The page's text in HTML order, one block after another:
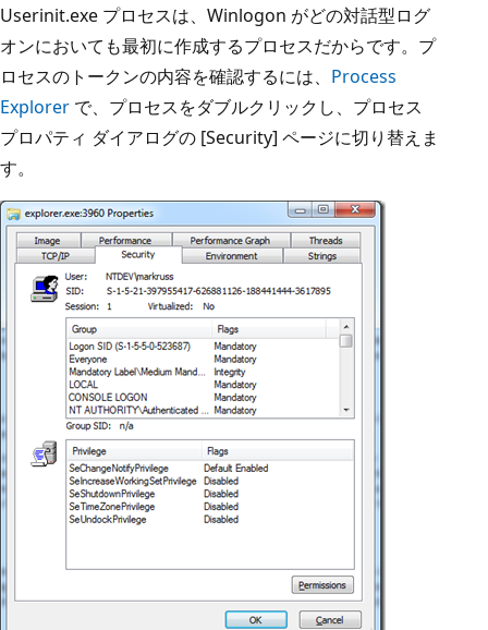
Userinit.exe プロセスは、Winlogon がどの対話型ログ
オンにおいても最初に作成するプロセスだからです。プ
ロセスのトークンの内容を確認するには、 Process
Explorer で、プロセスをダブルクリックし、プロセス
プロパティ ダイアログの [Security] ページに切り替えま
す。